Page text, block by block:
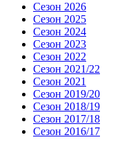
Сезон 2026
Сезон 2025
Сезон 2024
Сезон 2023
Сезон 2022
Сезон 2021/22
Сезон 2021
Сезон 2019/20
Сезон 2018/19
Сезон 2017/18
Сезон 2016/17